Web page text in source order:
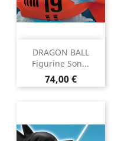
DRAGON BALL
Figurine Son...
Prix
74,00 €